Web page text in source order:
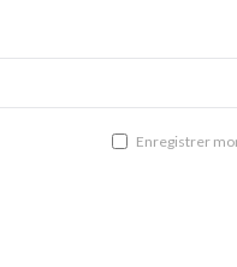
Enregistrer